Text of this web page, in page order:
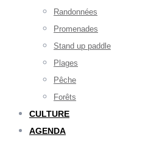
Randonnées
Promenades
Stand up paddle
Plages
Pêche
Forêts
CULTURE
AGENDA